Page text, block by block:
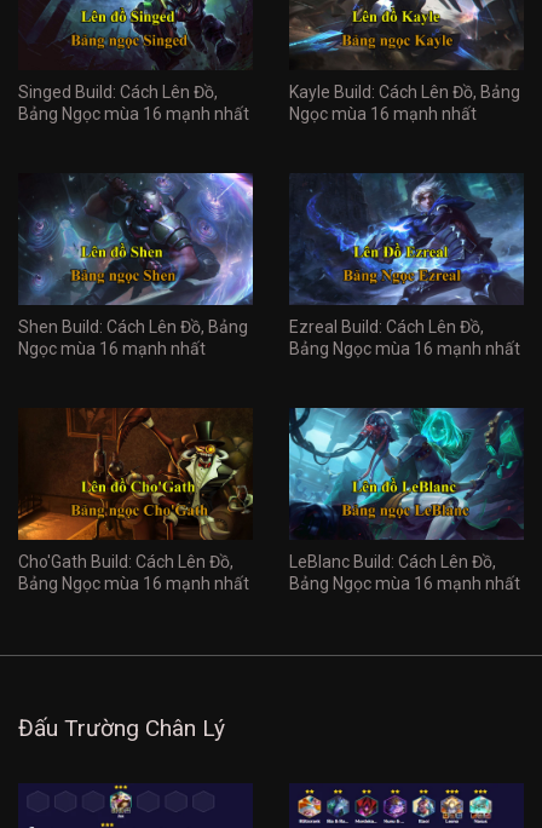
Singed Build: Cách Lên Đồ,
Bảng Ngọc mùa 16 mạnh nhất
Kayle Build: Cách Lên Đồ, Bảng
Ngọc mùa 16 mạnh nhất
Shen Build: Cách Lên Đồ, Bảng
Ngọc mùa 16 mạnh nhất
Ezreal Build: Cách Lên Đồ,
Bảng Ngọc mùa 16 mạnh nhất
Cho'Gath Build: Cách Lên Đồ,
Bảng Ngọc mùa 16 mạnh nhất
LeBlanc Build: Cách Lên Đồ,
Bảng Ngọc mùa 16 mạnh nhất
Đấu Trường Chân Lý